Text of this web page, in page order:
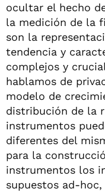
ocultar el hecho
la medición de la
son la
tendencia y
complejos y
hablamos de
modelo de
distribución de la
instrumentos
diferentes del
para la
instrumentos los
supuestos ad-